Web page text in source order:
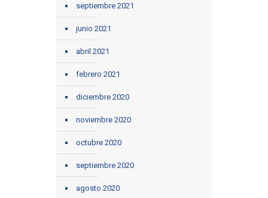
septiembre 2021
junio 2021
abril 2021
febrero 2021
diciembre 2020
noviembre 2020
octubre 2020
septiembre 2020
agosto 2020